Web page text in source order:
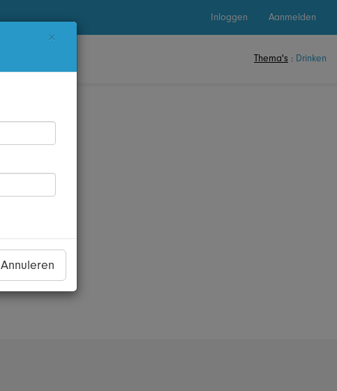
Inloggen Aanmelden
Thema's : Drinken
×
Annuleren